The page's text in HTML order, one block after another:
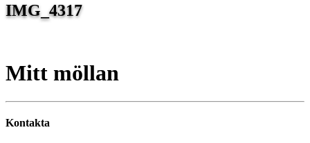
IMG_4317
Mitt möllan
Kontakta